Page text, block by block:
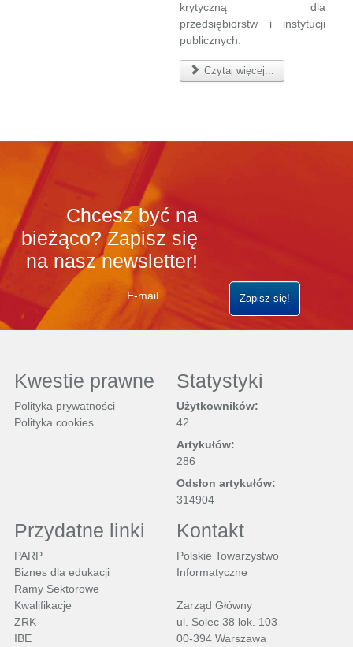
krytyczną dla
przedsiębiorstw i instytucji
publicznych.
Czytaj więcej...
Chcesz być na
bieżąco? Zapisz się
na nasz newsletter!
Kwestie prawne
Polityka prywatności
Polityka cookies
Statystyki
Użytkowników:
42
Artykułów:
286
Odsłon artykułów:
314904
Przydatne linki
PARP
Biznes dla edukacji
Ramy Sektorowe
Kwalifikacje
ZRK
IBE
Kontakt
Polskie Towarzystwo
Informatyczne
Zarząd Główny
ul. Solec 38 lok. 103
00-394 Warszawa